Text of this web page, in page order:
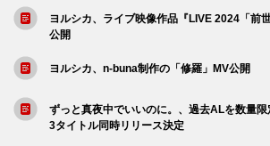
ヨルシカ、ライブ映像作品『LIVE 2024「前
公開
ヨルシカ、n-buna制作の「修羅」MV公開
ずっと真夜中でいいのに。、過去ALを数量
3タイトル同時リリース決定